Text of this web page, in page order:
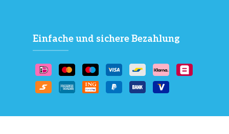
Einfache und sichere Bezahlung